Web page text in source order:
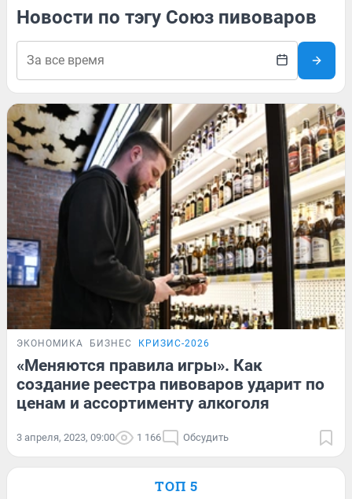
Новости по тэгу Союз пивоваров
ЭКОНОМИКА БИЗНЕС КРИЗИС-2026
«Меняются правила игры». Как
создание реестра пивоваров ударит по
ценам и ассортименту алкоголя
3 апреля, 2023, 09:00 1 166 Обсудить
ТОП 5